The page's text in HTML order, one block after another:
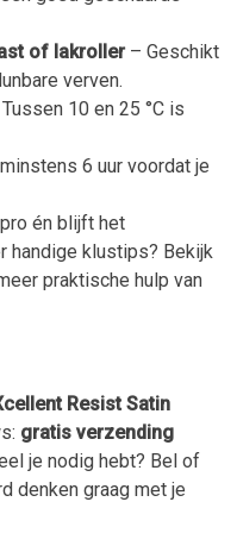
of lakroller– Geschikt
verven.
10 en 25 °C is
6 uur voordat je
én blijft het
handige klustips? Bekijk
praktische hulp van
Resist Satin
gratis verzending
je nodig hebt? Bel of
denken graag met je